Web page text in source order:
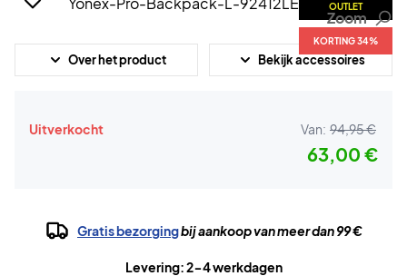
OUTLET
KORTING 34%
Zoom
Over het product Bekijk accessoires
Uitverkocht Van: 94,95 €
63,00 €
Gratis bezorgingbij aankoop van meer dan 99 €
Levering: 2-4 werkdagen